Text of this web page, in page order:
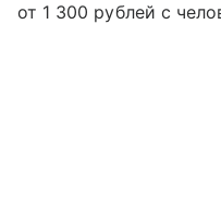
от 1 300 рублей с